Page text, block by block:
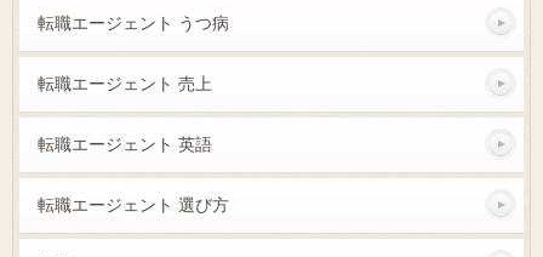
転職エージェント うつ病
転職エージェント 売上
転職エージェント 英語
転職エージェント 選び方